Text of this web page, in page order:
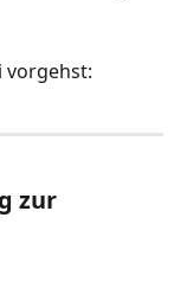
vorgehst:
zur